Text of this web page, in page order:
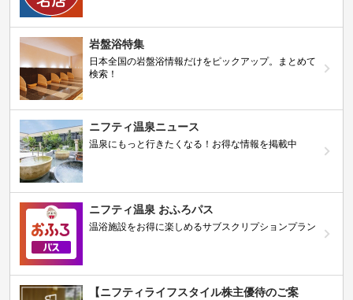
岩盤浴特集
日本全国の岩盤浴情報だけをピックアップ。まとめて
検索！
ニフティ温泉ニュース
温泉にもっと行きたくなる！お得な情報を掲載中
ニフティ温泉 おふろパス
温浴施設をお得に楽しめるサブスクリプションプラン
【ニフティライフスタイル株主優待のご案